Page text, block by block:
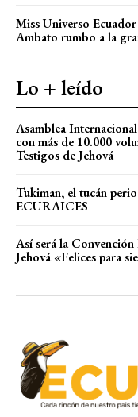
Miss Universo
Ambato rumbo a la
Lo + leído
Asamblea
con más de 10.000
Testigos de Jehová
Tukiman, el tucán
ECURAICES
Así será la
Jehová «Felices para